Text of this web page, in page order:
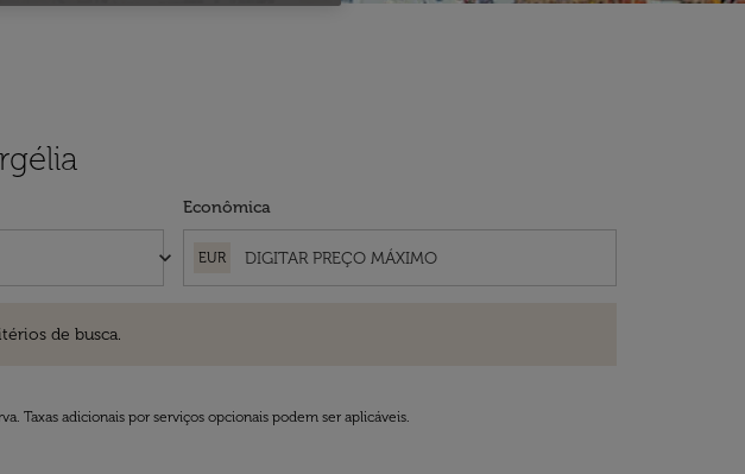
keyboard_arrow_down
Econômica
EUR
de busca.
Taxas adicionais por serviços opcionais podem ser aplicáveis.